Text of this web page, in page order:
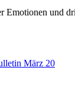
und
März 20